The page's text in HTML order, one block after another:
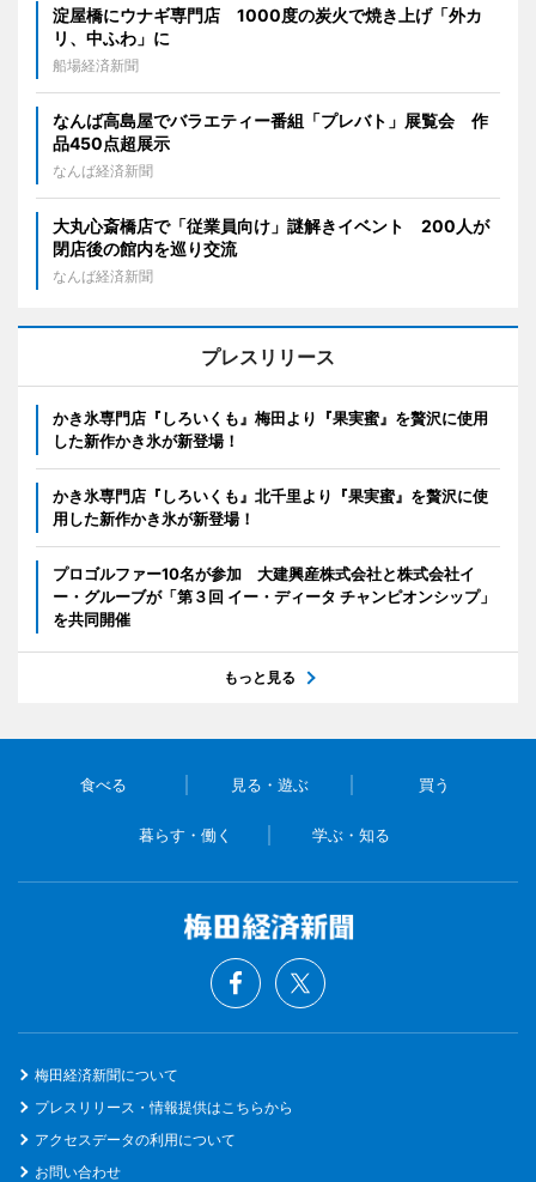
淀屋橋にウナギ専門店 1000度の炭火で焼き上げ「外カ
リ、中ふわ」に
船場経済新聞
なんば高島屋でバラエティー番組「プレバト」展覧会 作
品450点超展示
なんば経済新聞
大丸心斎橋店で「従業員向け」謎解きイベント 200人が
閉店後の館内を巡り交流
なんば経済新聞
プレスリリース
かき氷専門店『しろいくも』梅田より『果実蜜』を贅沢に使用
した新作かき氷が新登場！
かき氷専門店『しろいくも』北千里より『果実蜜』を贅沢に使
用した新作かき氷が新登場！
プロゴルファー10名が参加 大建興産株式会社と株式会社イ
ー・グルーブが「第３回 イー・ディータ チャンピオンシップ」
を共同開催
もっと見る
食べる 見る・遊ぶ 買う
暮らす・働く 学ぶ・知る
梅田経済新聞について
プレスリリース・情報提供はこちらから
アクセスデータの利用について
お問い合わせ